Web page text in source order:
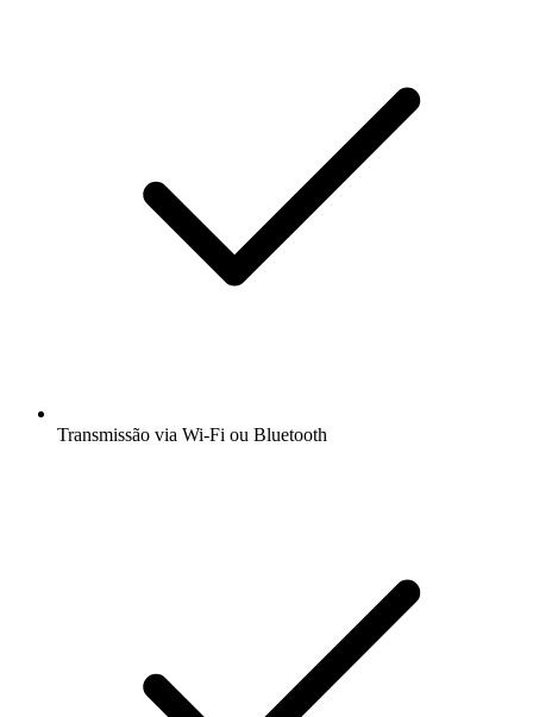
Transmissão via Wi-Fi ou Bluetooth